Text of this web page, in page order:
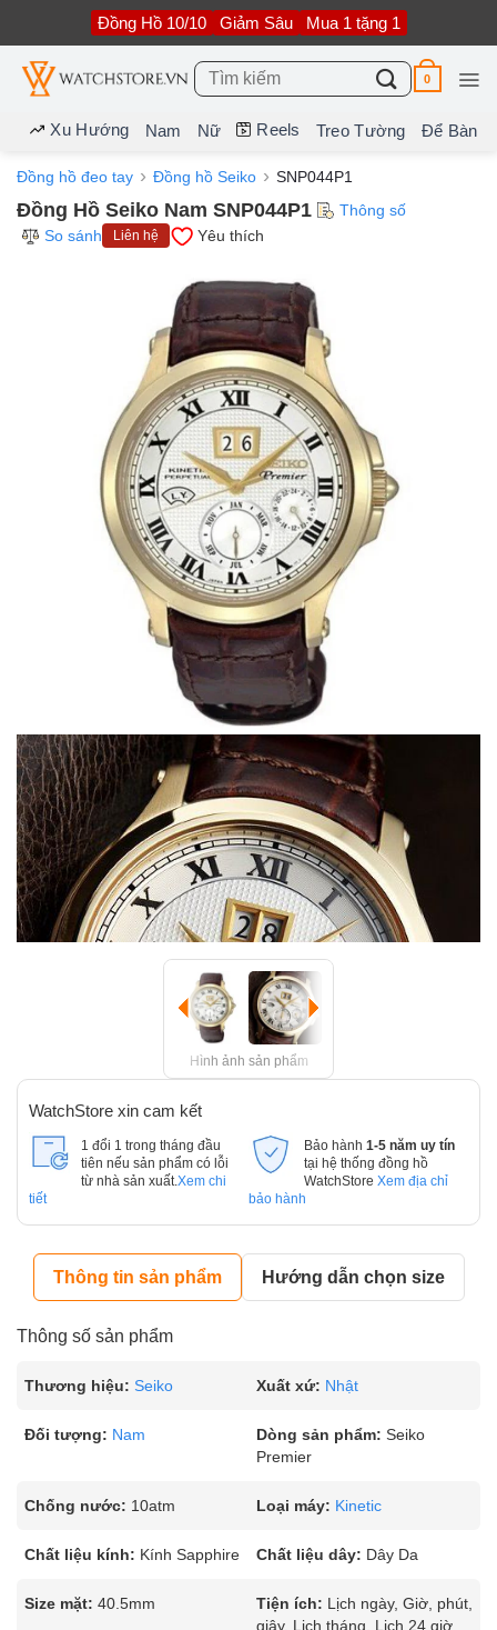
nội
dung
Đồng Hồ 10/10 Giảm Sâu Mua 1 tặng 1
Tìm
kiếm:
0
Xu Hướng Nam Nữ Reels Treo Tường Để Bàn
Đồng hồ đeo tay Đồng hồ Seiko SNP044P1
Đồng Hồ Seiko Nam SNP044P1
Thông số
So sánh
Liên hệ Yêu thích
Hình ảnh sản phẩm
WatchStore xin cam kết
1 đổi 1 trong tháng đầu
tiên nếu sản phẩm có lỗi
từ nhà sản xuất. Xem chi
tiết
Bảo hành 1-5 năm uy tín
tại hệ thống đồng hồ
WatchStore Xem địa chỉ
bảo hành
Thông tin sản phẩm Hướng dẫn chọn size
Thông số sản phẩm
Thương hiệu: Seiko Xuất xứ: Nhật
Đối tượng: Nam Dòng sản phẩm: Seiko
Premier
Chống nước: 10atm Loại máy: Kinetic
Chất liệu kính: Kính Sapphire Chất liệu dây: Dây Da
Size mặt: 40.5mm Tiện ích: Lịch ngày, Giờ, phút,
giây, Lịch tháng, Lịch 24 giờ